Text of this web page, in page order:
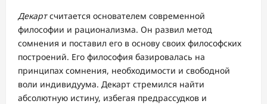
Декартсчитается основателем современной
философии и рационализма. Он развил метод
сомнения и поставил его в основу своих философских
построений. Его философия базировалась на
принципах сомнения, необходимости и свободной
воли индивидуума. Декарт стремился найти
абсолютную истину, избегая предрассудков и